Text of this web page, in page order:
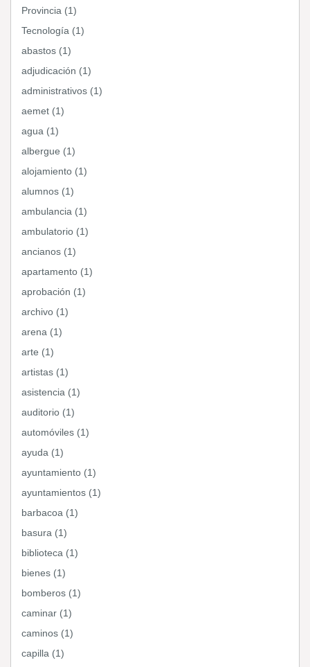
Provincia (1)
Tecnología (1)
abastos (1)
adjudicación (1)
administrativos (1)
aemet (1)
agua (1)
albergue (1)
alojamiento (1)
alumnos (1)
ambulancia (1)
ambulatorio (1)
ancianos (1)
apartamento (1)
aprobación (1)
archivo (1)
arena (1)
arte (1)
artistas (1)
asistencia (1)
auditorio (1)
automóviles (1)
ayuda (1)
ayuntamiento (1)
ayuntamientos (1)
barbacoa (1)
basura (1)
biblioteca (1)
bienes (1)
bomberos (1)
caminar (1)
caminos (1)
capilla (1)